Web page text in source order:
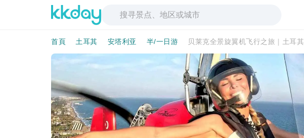
首頁 土耳其 安塔利亚 半/一日游 贝莱克全景旋翼机飞行之旅｜土耳其